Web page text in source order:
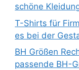
schöne
T-Shirts für
es bei der
BH Größen
passende BH-